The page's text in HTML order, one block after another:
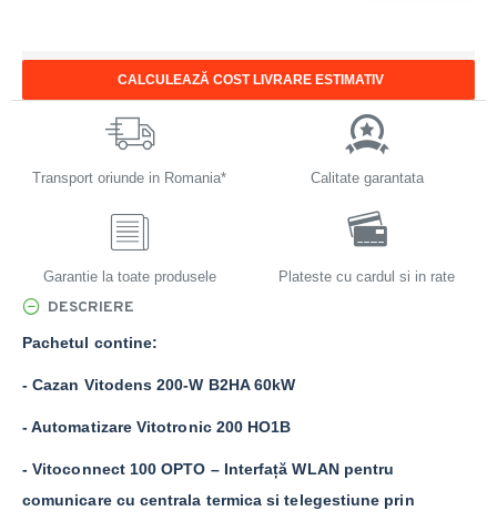
CALCULEAZĂ COST LIVRARE ESTIMATIV
Transport oriunde in Romania* Calitate garantata
Garantie la toate produsele Plateste cu cardul si in rate
DESCRIERE
Pachetul contine:
- Cazan Vitodens 200-W B2HA 60kW
- Automatizare Vitotronic 200 HO1B
- Vitoconnect 100 OPTO – Interfață WLAN pentru
comunicare cu centrala termica si telegestiune prin